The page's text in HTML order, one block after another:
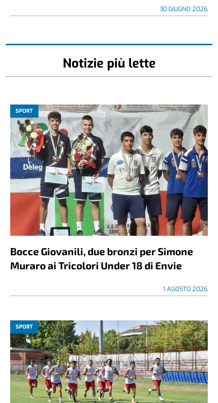
30 GIUGNO 2026
Notizie più lette
SPORT
Bocce Giovanili, due bronzi per Simone
Muraro ai Tricolori Under 18 di Envie
1 AGOSTO 2026
SPORT